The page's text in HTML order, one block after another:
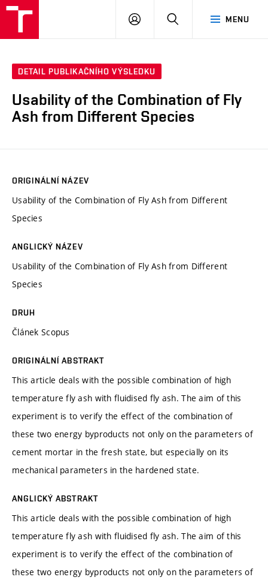
MENU
PŘIHLÁSIT
DETAIL PUBLIKAČNÍHO VÝSLEDKU
Usability of the Combination of Fly
Ash from Different Species
ORIGINÁLNÍ NÁZEV
Usability of the Combination of Fly Ash from Different
Species
ANGLICKÝ NÁZEV
Usability of the Combination of Fly Ash from Different
Species
DRUH
Článek Scopus
ORIGINÁLNÍ ABSTRAKT
This article deals with the possible combination of high
temperature fly ash with fluidised fly ash. The aim of this
experiment is to verify the effect of the combination of
these two energy byproducts not only on the parameters of
cement mortar in the fresh state, but especially on its
mechanical parameters in the hardened state.
ANGLICKÝ ABSTRAKT
This article deals with the possible combination of high
temperature fly ash with fluidised fly ash. The aim of this
experiment is to verify the effect of the combination of
these two energy byproducts not only on the parameters of